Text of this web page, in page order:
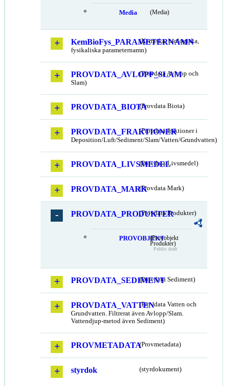
Media (Media)
KemBioFys_PARAMETERNAMN
(Kemiska, biologiska,
fysikaliska parameternamn)
PROVDATA_AVLOPP_SLAM
(Provdata Avlopp och
Slam)
PROVDATA_BIOTA(Provdata Biota)
PROVDATA_FRAKTIONER
(Provdata fraktioner i
Deposition/Luft/Sediment/Slam/Vatten/Grundvatten)
PROVDATA_LIVSMEDEL
(Provdata Livsmedel)
PROVDATA_MARK(Provdata Mark)
PROVDATA_PRODUKTER
(Provdata Produkter)
PROVOBJEKT(Provobjekt
Produkter)
Public draft
PROVDATA_SEDIMENT(Provdata Sediment)
PROVDATA_VATTEN(Provdata Vatten och
Grundvatten. Filtrerat även Avlopp/Slam.
Vattendjup-metod även Sediment)
PROVMETADATA(Provmetadata)
styrdok (styrdokument)